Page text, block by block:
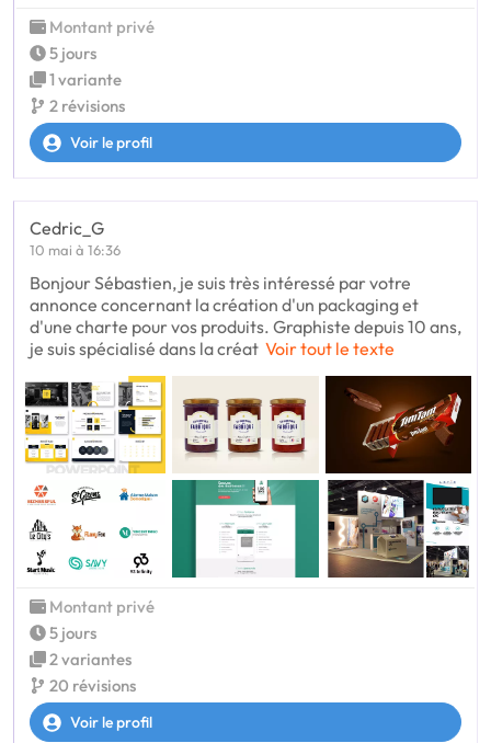
Montant privé
5 jours
1 variante
2 révisions
Voir le profil
Cedric_G
10 mai à 16:36
Bonjour Sébastien, je suis très intéressé par votre
annonce concernant la création d'un packaging et
d'une charte pour vos produits. Graphiste depuis 10 ans,
je suis spécialisé dans la créat Voir tout le texte
Montant privé
5 jours
2 variantes
20 révisions
Voir le profil